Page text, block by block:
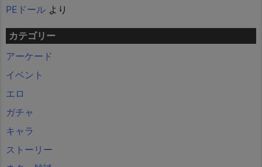
PEドール より
カテゴリー
アーケード
イベント
エロ
ガチャ
キャラ
ストーリー